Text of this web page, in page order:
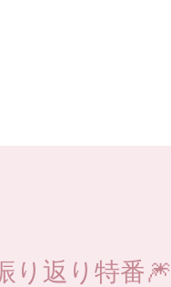
り返り特番🎆